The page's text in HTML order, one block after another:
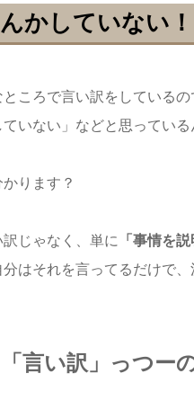
かしていない
ころで言い訳をしているの
いない」などと思っている
ります？
じゃなく、単に 「事情を
はそれを言ってるだけで
「言い訳」っつー